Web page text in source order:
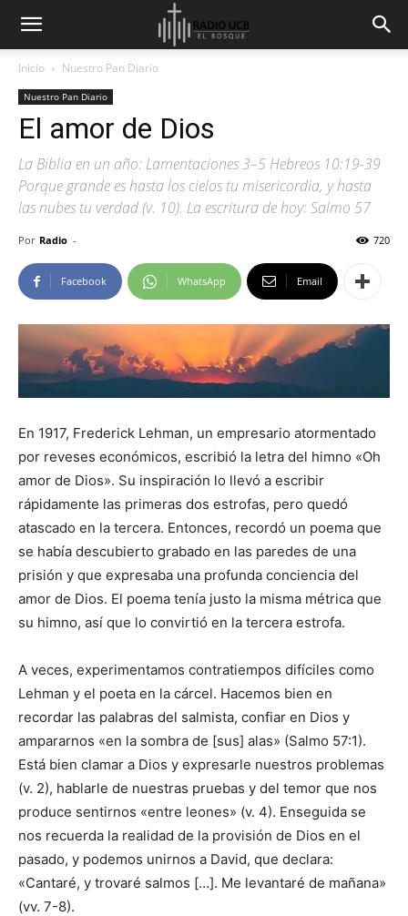
Inicio Nuestro Pan Diario
Nuestro Pan Diario
El amor de Dios
La Biblia en un año: Lamentaciones 3–5 Hebreos 10:19-39
Porque grande es hasta los cielos tu misericordia, y hasta
las nubes tu verdad (v. 10). La escritura de hoy: Salmo 57
Por Radio - 720
Facebook WhatsApp Email
En 1917, Frederick Lehman, un empresario atormentado
por reveses económicos, escribió la letra del himno «Oh
amor de Dios». Su inspiración lo llevó a escribir
rápidamente las primeras dos estrofas, pero quedó
atascado en la tercera. Entonces, recordó un poema que
se había descubierto grabado en las paredes de una
prisión y que expresaba una profunda conciencia del
amor de Dios. El poema tenía justo la misma métrica que
su himno, así que lo convirtió en la tercera estrofa.
A veces, experimentamos contratiempos difíciles como
Lehman y el poeta en la cárcel. Hacemos bien en
recordar las palabras del salmista, confiar en Dios y
ampararnos «en la sombra de [sus] alas» (Salmo 57:1).
Está bien clamar a Dios y expresarle nuestros problemas
(v. 2), hablarle de nuestras pruebas y del temor que nos
produce sentirnos «entre leones» (v. 4). Enseguida se
nos recuerda la realidad de la provisión de Dios en el
pasado, y podemos unirnos a David, que declara:
«Cantaré, y trovaré salmos […]. Me levantaré de mañana»
(vv. 7-8).